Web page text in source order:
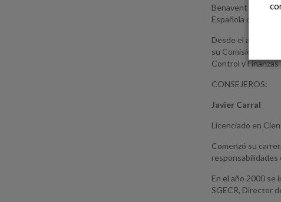
Benavent ha sido
Española de
Desde el año
su Comisión de
Control y
CONSEJEROS:
Javier Carral
Licenciado en
Comenzó su
responsabilidades
En el año 2000 se
SGECR, Director